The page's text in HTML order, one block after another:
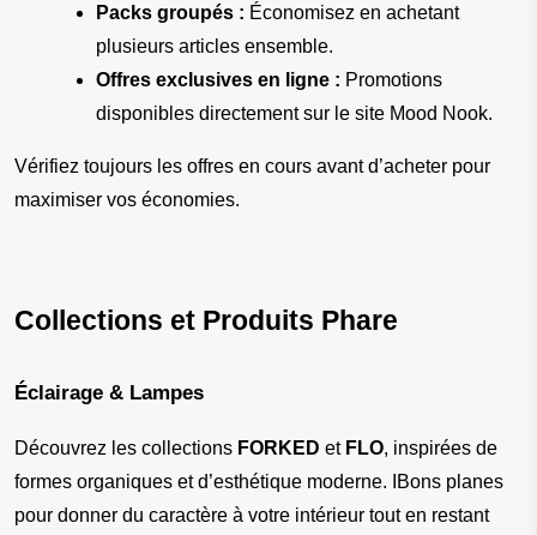
Packs groupés : Économisez en achetant
plusieurs articles ensemble.
Offres exclusives en ligne : Promotions
disponibles directement sur le site Mood Nook.
Vérifiez toujours les offres en cours avant d’acheter pour
maximiser vos économies.
Collections et Produits Phare
Éclairage & Lampes
Découvrez les collections FORKED et FLO, inspirées de
formes organiques et d’esthétique moderne. IBons planes
pour donner du caractère à votre intérieur tout en restant